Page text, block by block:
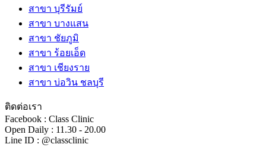
สาขา บุรีรัมย์
สาขา บางแสน
สาขา ชัยภูมิ
สาขา ร้อยเอ็ด
สาขา เชียงราย
สาขา บ่อวิน ชลบุรี
ติดต่อเรา
Facebook : Class Clinic
Open Daily : 11.30 - 20.00
Line ID : @classclinic​